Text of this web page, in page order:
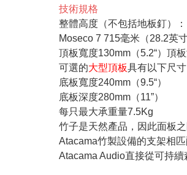
技術規格
整體高度（不包括地板釘）：
Moseco 7 715毫米（28.2英寸
頂板寬度130mm（5.2“）頂板
可選的大型頂板具有以下尺
底板寬度240mm（9.5“）
底板深度280mm（11”）
每只最大承重量7.5Kg
竹子是天然產品，因此面板
Atacama竹製設備的支架相
Atacama Audio直接從可持續